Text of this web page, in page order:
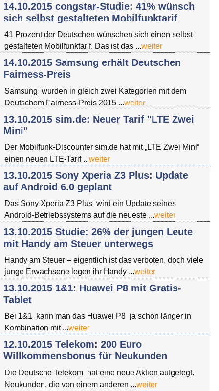
14.10.2015 congstar-Studie: 41% wünsch
sich selbst gestalteten Mobilfunktarif
41 Prozent der Deutschen wünschen sich einen selbst
gestalteten Mobilfunktarif. Das ist das ...weiter
14.10.2015 Samsung erhält Deutschen
Fairness-Preis
Samsung wurden in gleich zwei Kategorien mit dem
Deutschem Fairness-Preis 2015 ...weiter
13.10.2015 sim.de: Neuer Tarif "LTE Zwei
Mini"
Der Mobilfunk-Discounter sim.de hat mit „LTE Zwei Mini“
einen neuen LTE-Tarif ...weiter
13.10.2015 Sony Xperia Z3 Plus: Update
auf Android 6.0 geplant
Das Sony Xperia Z3 Plus wird ein Update seines
Android-Betriebssystems auf die neueste ...weiter
13.10.2015 Studie: 26% der jungen Leute
mit Handy am Steuer unterwegs
Handy am Steuer – eigentlich ist das verboten, doch viele
junge Erwachsene legen ihr Handy ...weiter
13.10.2015 1&1: Huawei P8 mit Gratis-
Tablet
Bei 1&1 kann man das Huawei P8 ja schon länger in
Kombination mit ...weiter
12.10.2015 Telekom: 200 Euro
Willkommensbonus für Neukunden
Die Deutsche Telekom hat eine neue Aktion aufgelegt.
Neukunden, die von einem anderen ...weiter